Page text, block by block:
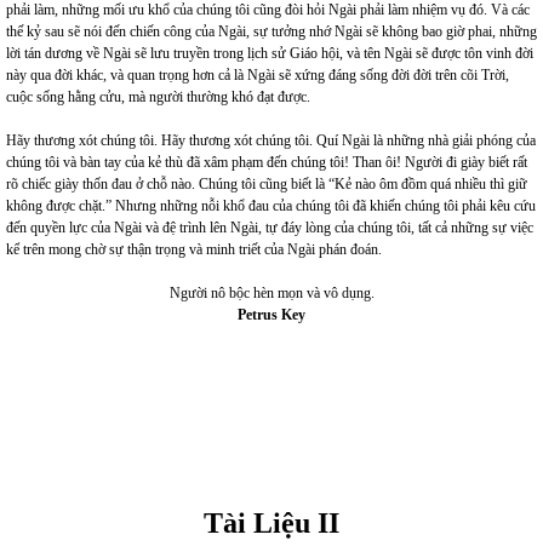
phải làm, những mối ưu khổ của chúng tôi cũng đòi hỏi Ngài phải làm nhiệm vụ đó. Và các
thế kỷ sau sẽ nói đến chiến công của Ngài, sự tưởng nhớ Ngài sẽ không bao giờ phai, những
lời tán dương về Ngài sẽ lưu truyền trong lịch sử Giáo hội, và tên Ngài sẽ được tôn vinh đời
này qua đời khác, và quan trọng hơn cả là Ngài sẽ xứng đáng sống đời đời trên cõi Trời,
cuộc sống hằng cửu, mà người thường khó đạt được.
Hãy thương xót chúng tôi. Hãy thương xót chúng tôi. Quí Ngài là những nhà giải phóng của
chúng tôi và bàn tay của kẻ thù đã xâm phạm đến chúng tôi! Than ôi! Người đi giày biết rất
rõ chiếc giày thốn đau ở chỗ nào. Chúng tôi cũng biết là “Kẻ nào ôm đồm quá nhiều thì giữ
không được chặt.” Nhưng những nỗi khổ đau của chúng tôi đã khiến chúng tôi phải kêu cứu
đến quyền lực của Ngài và đệ trình lên Ngài, tự đáy lòng của chúng tôi, tất cả những sự việc
kể trên mong chờ sự thận trọng và minh triết của Ngài phán đoán.
Người nô bộc hèn mọn và vô dụng.
Petrus Key
Tài Liệu II